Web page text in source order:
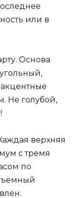
или в
Основа
Не голубой,
верхняя
с тремя
по